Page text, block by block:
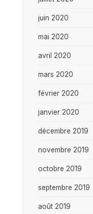
juin 2020
mai 2020
avril 2020
mars 2020
février 2020
janvier 2020
décembre 2019
novembre 2019
octobre 2019
septembre 2019
août 2019